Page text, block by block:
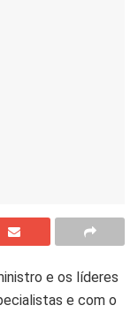
e os líderes
e com o